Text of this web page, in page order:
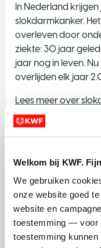
Welkom bij KWF.
We gebruiken
onze website goed
website en
toestemming — voor
toestemming
In Nederland
slokdarmkanker.
overleven door
ziekte: 30 jaar
jaar nog in leven.
overlijden elk jaar
Lees meer over
die roken. Je
dus iets anders dan
keelkanker heb je
als je rookt. De
drinkt.
Elk jaar krijgen in